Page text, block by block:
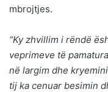
mbrojtjes.
“Ky zhvillim i rëndë
veprimeve të
në largim dhe
tij ka cenuar besimin